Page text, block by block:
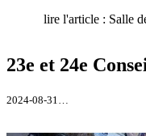
lire l'article : Salle
23e et 24e
2024-08-31…